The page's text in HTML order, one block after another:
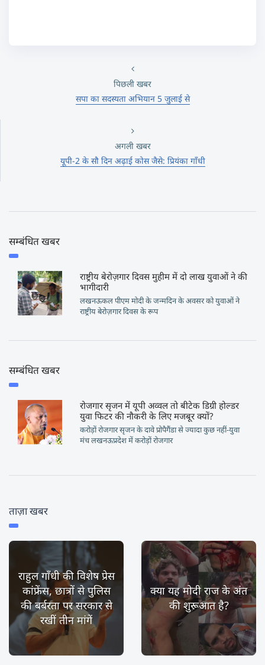
पिछली खबर
सपा का सदस्यता अभियान 5 जुलाई से
अगली खबर
यूपी-2 के सौ दिन अढ़ाई कोस जैसे: प्रियंका गाँधी
सम्बंधित खबर
राष्ट्रीय बेरोज़गार दिवस मुहीम में दो लाख युवाओं ने की
भागीदारी
लखनऊकल पीएम मोदी के जन्मदिन के अवसर को युवाओं ने
राष्ट्रीय बेरोज़गार दिवस के रूप
सम्बंधित खबर
रोजगार सृजन में यूपी अव्वल तो बीटेक डिग्री होल्डर
युवा फिटर की नौकरी के लिए मजबूर क्यों?
करोड़ों रोजगार सृजन के दावे प्रोपैगैंडा से ज्यादा कुछ नहीं-युवा
मंच लखनऊप्रदेश में करोड़ों रोजगार
ताज़ा खबर
राहुल गाँधी की विशेष प्रेस
कांफ्रेंस, छात्रों से पुलिस
की बर्बरता पर सरकार से
रखीं तीन मांगें
क्या यह मोदी राज के अंत
की शुरूआत है?